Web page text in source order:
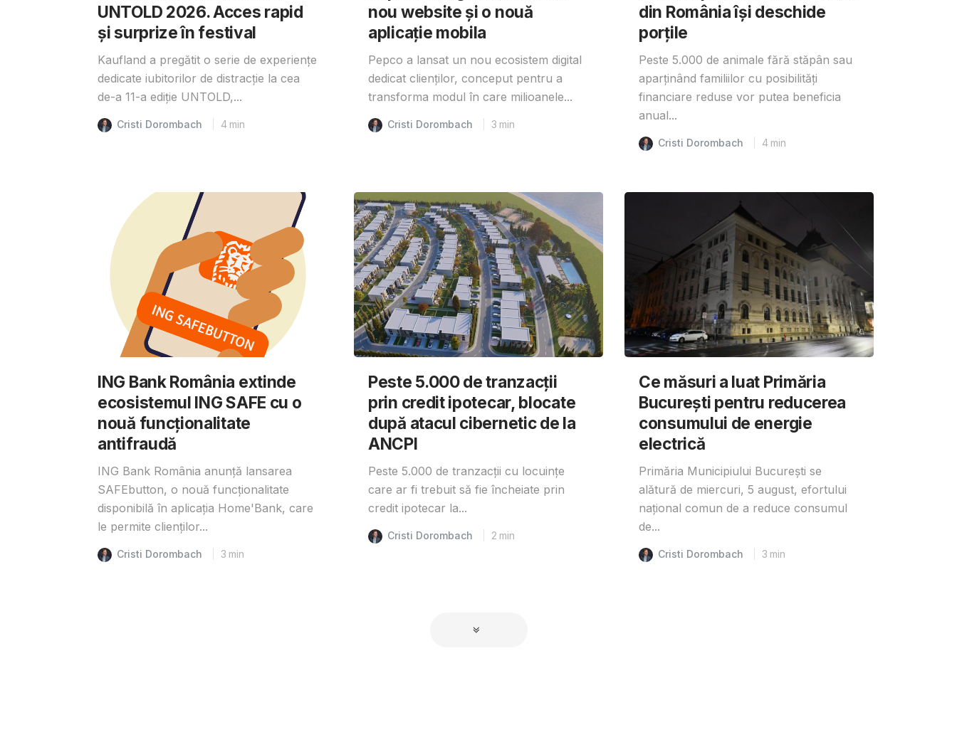
UNTOLD 2026. Acces rapid
și surprize în festival
Kaufland a pregătit o serie de experiențe
dedicate iubitorilor de distracție la cea
de-a 11-a ediție UNTOLD,...
Cristi Dorombach 4 min
nou website și o nouă
aplicație mobila
Pepco a lansat un nou ecosistem digital
dedicat clienților, conceput pentru a
transforma modul în care milioanele...
Cristi Dorombach 3 min
din România își deschide
porțile
Peste 5.000 de animale fără stăpân sau
aparținând familiilor cu posibilități
financiare reduse vor putea beneficia
anual...
Cristi Dorombach 4 min
ING Bank România extinde
ecosistemul ING SAFE cu o
nouă funcționalitate
antifraudă
ING Bank România anunță lansarea
SAFEbutton, o nouă funcționalitate
disponibilă în aplicația Home'Bank, care
le permite clienților...
Cristi Dorombach 3 min
Peste 5.000 de tranzacții
prin credit ipotecar, blocate
după atacul cibernetic de la
ANCPI
Peste 5.000 de tranzacții cu locuințe
care ar fi trebuit să fie încheiate prin
credit ipotecar la...
Cristi Dorombach 2 min
Ce măsuri a luat Primăria
București pentru reducerea
consumului de energie
electrică
Primăria Municipiului București se
alătură de miercuri, 5 august, efortului
național comun de a reduce consumul
de...
Cristi Dorombach 3 min